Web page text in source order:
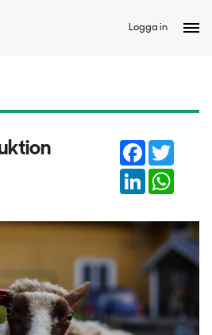
Logga in
Facebook
LinkedIn